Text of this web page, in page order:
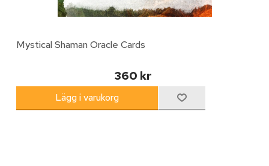
Mystical Shaman Oracle Cards
360 kr